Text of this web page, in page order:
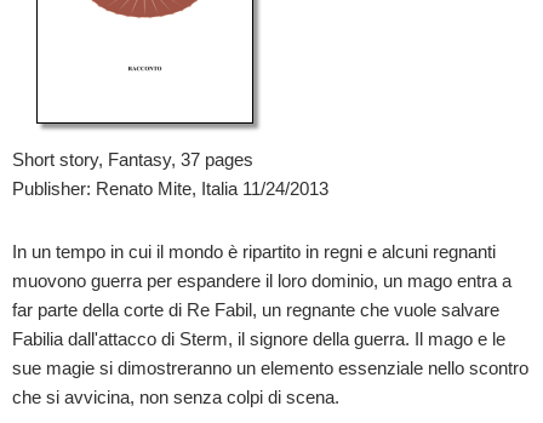
Short story, Fantasy, 37 pages
Publisher: Renato Mite, Italia 11/24/2013
In un tempo in cui il mondo è ripartito in regni e alcuni regnanti
muovono guerra per espandere il loro dominio, un mago entra a
far parte della corte di Re Fabil, un regnante che vuole salvare
Fabilia dall'attacco di Sterm, il signore della guerra. Il mago e le
sue magie si dimostreranno un elemento essenziale nello scontro
che si avvicina, non senza colpi di scena.